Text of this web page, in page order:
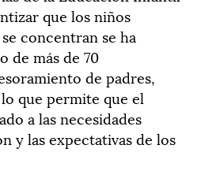
que los niños
concentran se ha
de más de 70
de padres,
que permite que el
a las necesidades
y las expectativas de los